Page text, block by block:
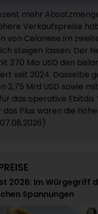
mehr
Verkaufspreise
von Celanese im
steigen lassen. Der
270 Mio USD den
seit 2024. Dasselbe
2,75 Mrd USD sowie
das operative
Plus waren die
2026: Im Würgegriff
Spannungen